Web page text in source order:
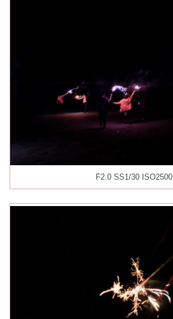
F2.0 SS1/30 ISO2500